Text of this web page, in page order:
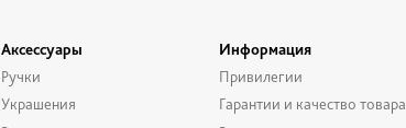
Аксессуары
Ручки
Украшения
Информация
Привилегии
Гарантии и качество товара